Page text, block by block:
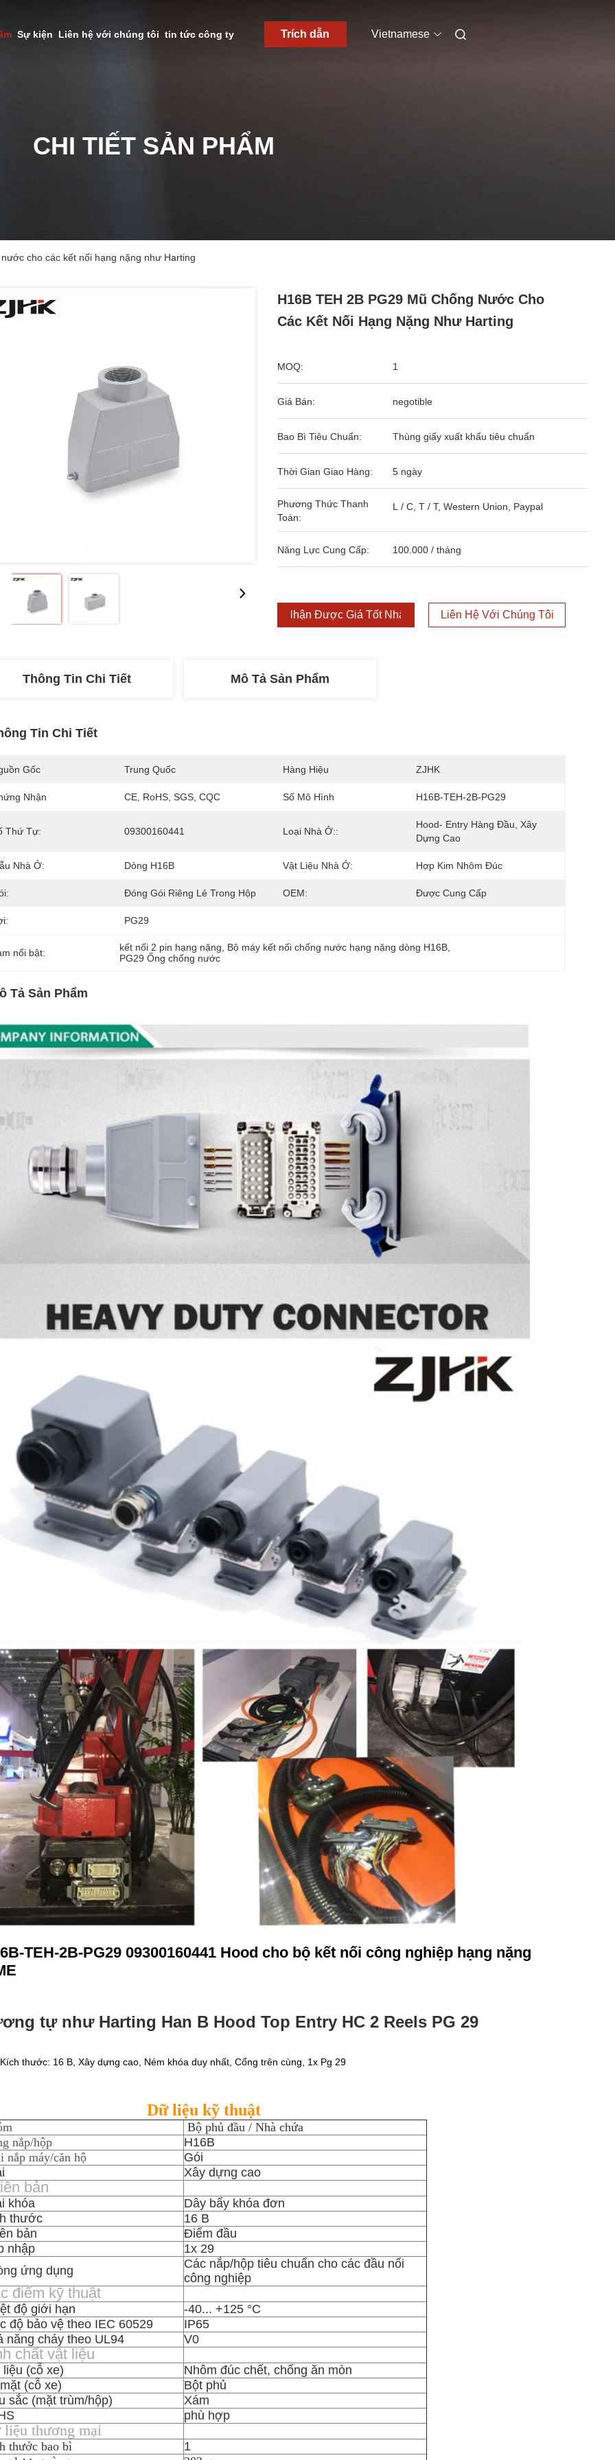
Sự kiện Liên hệ với chúng tôi tin tức công ty Trích dẫn Vietnamese
CHI TIẾT SẢN PHẨM
cho các kết nối hạng nặng như Harting
H16B TEH 2B PG29 Mũ Chống Nước Cho
Các Kết Nối Hạng Nặng Như Harting
MOQ: 1
Giá Bán: negotible
Bao Bì Tiêu Chuẩn: Thùng giấy xuất khẩu tiêu chuẩn
Thời Gian Giao Hàng: 5 ngày
Phương Thức Thanh
Toán:
L / C, T / T, Western Union, Paypal
Năng Lực Cung Cấp: 100.000 / tháng
Nhận Được Giá Tốt Nhất Liên Hệ Với Chúng Tôi
Thông Tin Chi Tiết Mô Tả Sản Phẩm
Tin Chi Tiết
Gốc Trung Quốc Hàng Hiệu ZJHK
Nhận CE, RoHS, SGS, CQC Số Mô Hình H16B-TEH-2B-PG29
Thứ Tự: 09300160441 Loại Nhà Ở::
Hood- Entry Hàng Đầu, Xây
Dựng Cao
Nhà Ở: Dòng H16B Vật Liệu Nhà Ở: Hợp Kim Nhôm Đúc
Đóng Gói Riêng Lẻ Trong Hộp OEM: Được Cung Cấp
PG29
nổi bật: kết nối 2 pin hạng nặng Bộ máy kết nối chống nước hạng nặng dòng H16B
PG29 Ống chống nước
Tả Sản Phẩm
TEH-2B-PG29 09300160441 Hood cho bộ kết nối công nghiệp hạng nặng
tự như Harting Han B Hood Top Entry HC 2 Reels PG 29
thước: 16 B, Xây dựng cao, Ném khóa duy nhất, Cổng trên cùng, 1x Pg 29
Dữ liệu kỹ thuật
Bộ phủ đầu / Nhà chứa
nắp/hộp
H16B
nắp máy/căn hộ
Gói
Xây dựng cao
bản
khóa
Dây bẩy khóa đơn
thước
16 B
bản
Điểm đầu
nhập
1x 29
ứng dụng
Các nắp/hộp tiêu chuẩn cho các đầu nối
công nghiệp
điểm kỹ thuật
độ giới hạn
-40... +125 °C
độ bảo vệ theo IEC 60529
IP65
năng cháy theo UL94
V0
chất vật liệu
liệu (cỗ xe)
Nhôm đúc chết, chống ăn mòn
(cỗ xe)
Bột phủ
sắc (mặt trùm/hộp)
Xám
phù hợp
liệu thương mại
thước bao bì
1